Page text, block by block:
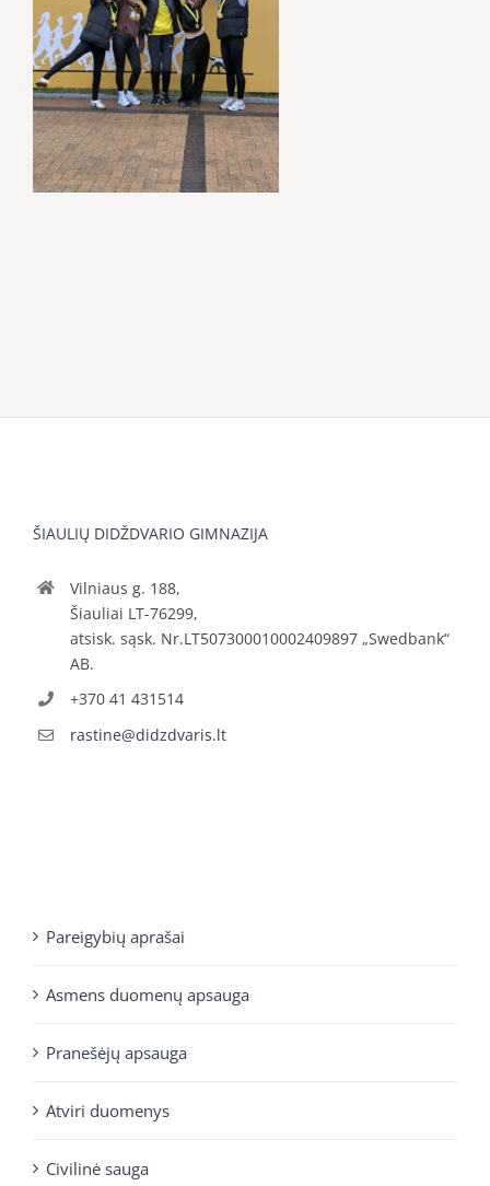
ŠIAULIŲ DIDŽDVARIO GIMNAZIJA
Vilniaus g. 188,
Šiauliai LT-76299,
atsisk. sąsk. Nr.LT507300010002409897 „Swedbank“
AB.
+370 41 431514
rastine@didzdvaris.lt
Pareigybių aprašai
Asmens duomenų apsauga
Pranešėjų apsauga
Atviri duomenys
Civilinė sauga